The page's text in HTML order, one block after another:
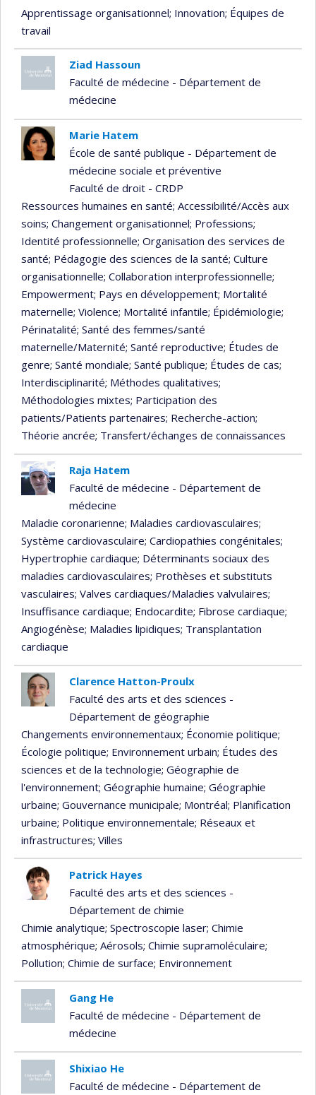
Apprentissage organisationnel; Innovation; Équipes de
travail
Ziad Hassoun
Faculté de médecine - Département de
médecine
Marie Hatem
École de santé publique - Département de
médecine sociale et préventive
Faculté de droit - CRDP
Ressources humaines en santé; Accessibilité/Accès aux
soins; Changement organisationnel; Professions;
Identité professionnelle; Organisation des services de
santé; Pédagogie des sciences de la santé; Culture
organisationnelle; Collaboration interprofessionnelle;
Empowerment; Pays en développement; Mortalité
maternelle; Violence; Mortalité infantile; Épidémiologie;
Périnatalité; Santé des femmes/santé
maternelle/Maternité; Santé reproductive; Études de
genre; Santé mondiale; Santé publique; Études de cas;
Interdisciplinarité; Méthodes qualitatives;
Méthodologies mixtes; Participation des
patients/Patients partenaires; Recherche-action;
Théorie ancrée; Transfert/échanges de connaissances
Raja Hatem
Faculté de médecine - Département de
médecine
Maladie coronarienne; Maladies cardiovasculaires;
Système cardiovasculaire; Cardiopathies congénitales;
Hypertrophie cardiaque; Déterminants sociaux des
maladies cardiovasculaires; Prothèses et substituts
vasculaires; Valves cardiaques/Maladies valvulaires;
Insuffisance cardiaque; Endocardite; Fibrose cardiaque;
Angiogénèse; Maladies lipidiques; Transplantation
cardiaque
Clarence Hatton-Proulx
Faculté des arts et des sciences -
Département de géographie
Changements environnementaux; Économie politique;
Écologie politique; Environnement urbain; Études des
sciences et de la technologie; Géographie de
l'environnement; Géographie humaine; Géographie
urbaine; Gouvernance municipale; Montréal; Planification
urbaine; Politique environnementale; Réseaux et
infrastructures; Villes
Patrick Hayes
Faculté des arts et des sciences -
Département de chimie
Chimie analytique; Spectroscopie laser; Chimie
atmosphérique; Aérosols; Chimie supramoléculaire;
Pollution; Chimie de surface; Environnement
Gang He
Faculté de médecine - Département de
médecine
Shixiao He
Faculté de médecine - Département de